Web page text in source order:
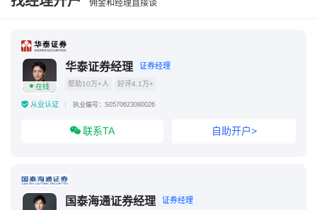
佣金和经理直接谈
在线
华泰证券经理 证券经理
帮助10万+人 好评4.1万+
从业认证 执业编号：S0570623080026
联系TA 自助开户>
国泰海通证券经理 证券经理